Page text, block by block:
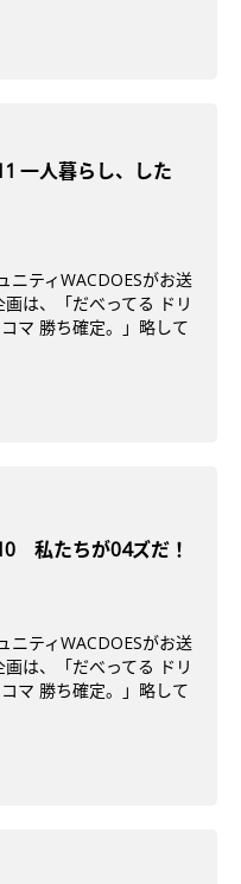
一人暮らし、した
ニティWACDOESがお送
は、「だべってる ドリ
マ 勝ち確定。」略して
私たちが04ズだ！
ニティWACDOESがお送
は、「だべってる ドリ
マ 勝ち確定。」略して